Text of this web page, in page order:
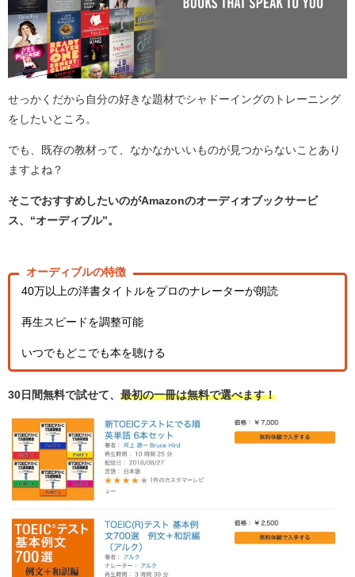
せっかくだから自分の好きな題材でシャドーイングのトレーニング
をしたいところ。
でも、既存の教材って、なかなかいいものが見つからないことあり
ますよね？
そこでおすすめしたいのがAmazonのオーディオブックサービ
ス、“オーディブル”。
オーディブルの特徴
40万以上の洋書タイトルをプロのナレーターが朗読
再生スピードを調整可能
いつでもどこでも本を聴ける
30 日間無料で試せて、 最初の一冊は無料で選べます！